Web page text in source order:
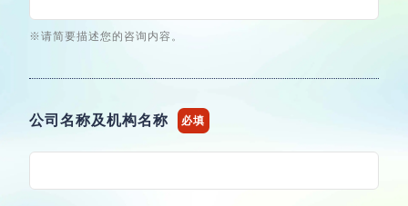
※请简要描述您的咨询内容。
公司名称及机构名称 必填